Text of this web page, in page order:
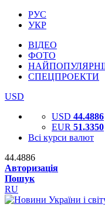
РУС
УКР
ВІДЕО
ФОТО
СПЕЦПРОЕКТИ
USD
USD 44.4886
EUR 51.3350
Всі курси валют
44.4886
Авторизація
Пошук
RU